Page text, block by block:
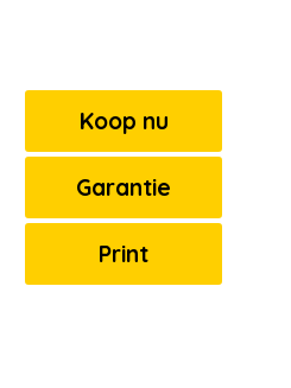
Koop nu
Garantie
Print